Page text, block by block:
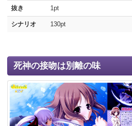
抜き 1pt
シナリオ 130pt
死神の接吻は別離の味